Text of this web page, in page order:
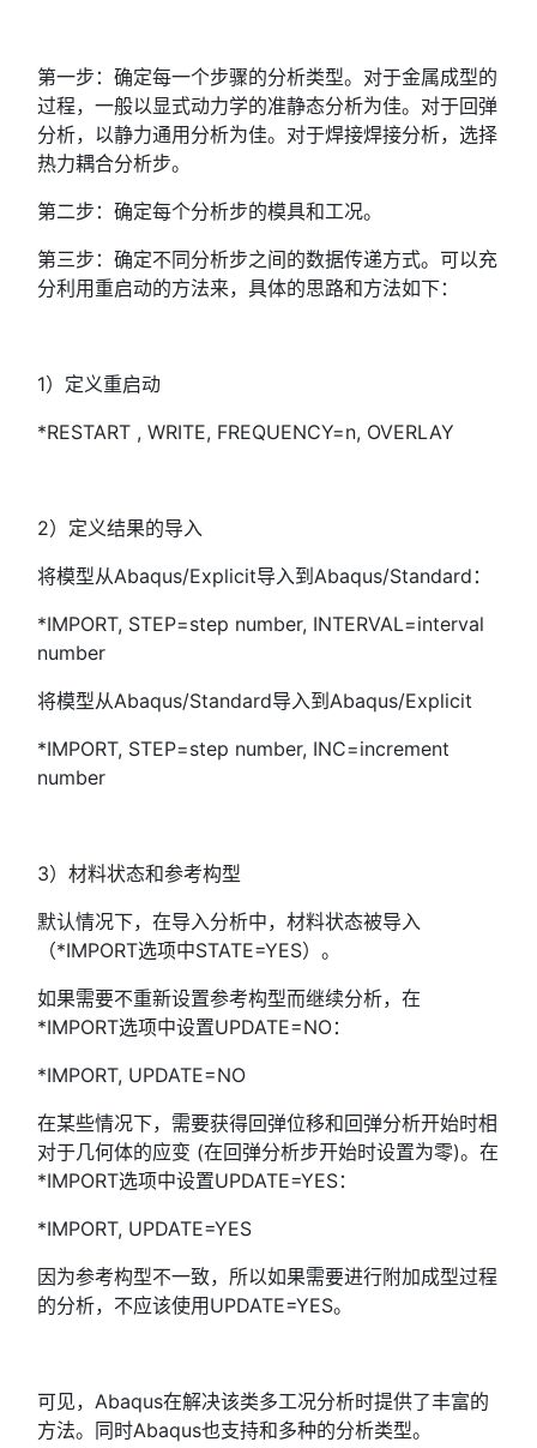
第一步：确定每一个步骤的分析类型。对于金属成型的
过程，一般以显式动力学的准静态分析为佳。对于回弹
分析，以静力通用分析为佳。对于焊接焊接分析，选择
热力耦合分析步。
第二步：确定每个分析步的模具和工况。
第三步：确定不同分析步之间的数据传递方式。可以充
分利用重启动的方法来，具体的思路和方法如下：
1）定义重启动
*RESTART , WRITE, FREQUENCY=n, OVERLAY
2）定义结果的导入
将模型从Abaqus/Explicit导入到Abaqus/Standard：
*IMPORT, STEP=step number, INTERVAL=interval
number
将模型从Abaqus/Standard导入到Abaqus/Explicit
*IMPORT, STEP=step number, INC=increment
number
3）材料状态和参考构型
默认情况下，在导入分析中，材料状态被导入
（*IMPORT选项中STATE=YES）。
如果需要不重新设置参考构型而继续分析，在
*IMPORT选项中设置UPDATE=NO：
*IMPORT, UPDATE=NO
在某些情况下，需要获得回弹位移和回弹分析开始时相
对于几何体的应变 (在回弹分析步开始时设置为零)。在
*IMPORT选项中设置UPDATE=YES：
*IMPORT, UPDATE=YES
因为参考构型不一致，所以如果需要进行附加成型过程
的分析，不应该使用UPDATE=YES。
可见，Abaqus在解决该类多工况分析时提供了丰富的
方法。同时Abaqus也支持和多种的分析类型。